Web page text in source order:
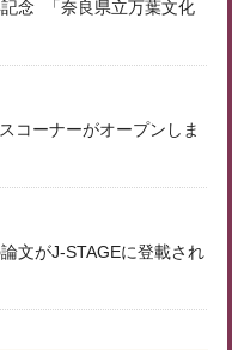
念 「奈良県立万葉文化
コーナーがオープンしま
文がJ-STAGEに登載され